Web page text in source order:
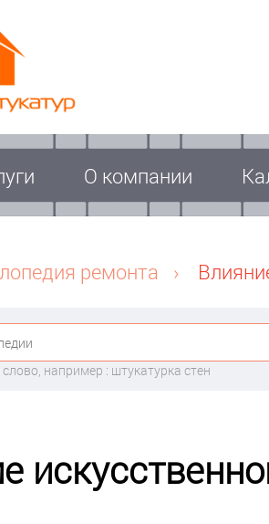
О компании
ремонта ›
например : штукатурка стен